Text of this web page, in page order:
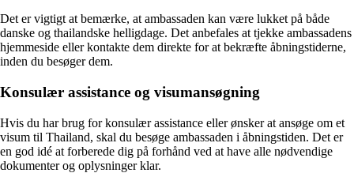
Det er vigtigt at bemærke, at ambassaden kan være lukket på både
danske og thailandske helligdage. Det anbefales at tjekke ambassadens
hjemmeside eller kontakte dem direkte for at bekræfte åbningstiderne,
inden du besøger dem.
Konsulær assistance og visumansøgning
Hvis du har brug for konsulær assistance eller ønsker at ansøge om et
visum til Thailand, skal du besøge ambassaden i åbningstiden. Det er
en god idé at forberede dig på forhånd ved at have alle nødvendige
dokumenter og oplysninger klar.